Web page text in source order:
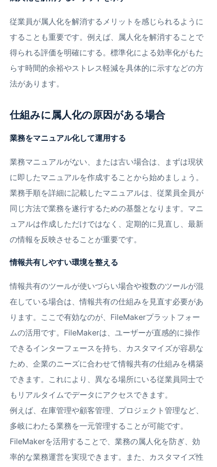
従業員が属人化を解消するメリットを感じられるように
することも重要です。例えば、属人化を解消することで
得られる評価を明確にする。標準化による効率化がもた
らす時間的余裕やストレス軽減を具体的に示すなどの方
法があります。
仕組みに属人化の原因がある場合
業務をマニュアル化して運用する
業務マニュアルがない、または古い場合は、まずは現状
に即したマニュアルを作成することから始めましょう。
業務手順を詳細に記載したマニュアルは、従業員全員が
同じ方法で業務を遂行するための基盤となります。マニ
ュアルは作成しただけではなく、定期的に見直し、最新
の情報を反映させることが重要です。
情報共有しやすい環境を整える
情報共有のツールが使いづらい場合や複数のツールが混
在している場合は、情報共有の仕組みを見直す必要があ
ります。ここで有効なのが、FileMakerプラットフォー
ムの活用です。FileMakerは、ユーザーが直感的に操作
できるインターフェースを持ち、カスタマイズが容易な
ため、企業のニーズに合わせて情報共有の仕組みを構築
できます。これにより、異なる場所にいる従業員同士で
もリアルタイムでデータにアクセスできます。
例えば、在庫管理や顧客管理、プロジェクト管理など、
多岐にわたる業務を一元管理することが可能です。
FileMakerを活用することで、業務の属人化を防ぎ、効
率的な業務運営を実現できます。また、カスタマイズ性